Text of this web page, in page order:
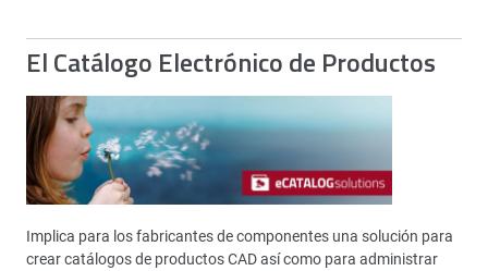
El Catálogo Electrónico de Productos
Implica para los fabricantes de componentes una solución para
crear catálogos de productos CAD así como para administrar